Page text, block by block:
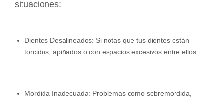
situaciones:
Dientes Desalineados: Si notas que tus dientes están
torcidos, apiñados o con espacios excesivos entre ellos.
Mordida Inadecuada: Problemas como sobremordida,